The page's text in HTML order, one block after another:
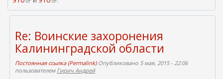
в
ш
н
я
в
ш
н
я
Re: Воинские захоронения
Калининградской области
Постоянная ссылка (Permalink)Опубликовано 5 мая, 2015 - 22:06
пользователем Гирич Андрей